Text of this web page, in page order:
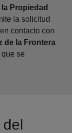
Propiedad
la solicitud
contacto con
de la Frontera
se